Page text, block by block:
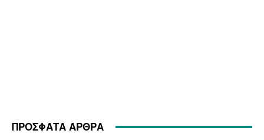
ΠΡΟΣΦΑΤΑ ΑΡΘΡΑ